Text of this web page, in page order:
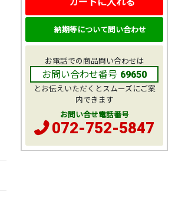
納期等について問い合わせ
お電話での商品問い合わせは
お問い合わせ番号 69650
とお伝えいただくとスムーズにご案
内できます
お問い合せ電話番号
072-752-5847